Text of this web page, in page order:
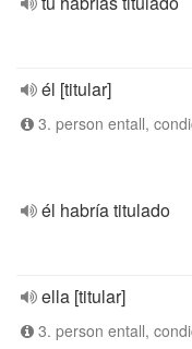
él [titular]
3. person entall,
él habría titulado
ella [titular]
3. person entall,